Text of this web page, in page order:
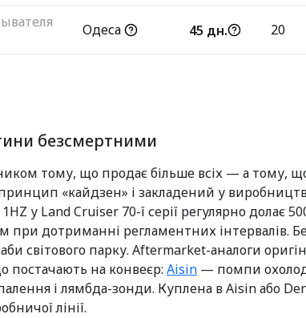
Одеса 45 дн. 20
безсмертними
тому, що продає більше всіх — а тому,
«кайдзен» і закладений у
у Land Cruiser 70-ї серії регулярно долає
при дотриманні регламентних інтервалів.
світового парку. Aftermarket-аналоги
постачають на конвеєр: Aisin — помпи
і лямбда-зонди. Куплена в Aisin або
лінії.